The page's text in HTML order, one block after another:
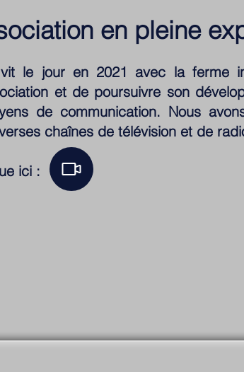
en pleine
le jour en 2021 avec la ferme
et de poursuivre son
de communication. Nous
chaînes de télévision et de
ici :